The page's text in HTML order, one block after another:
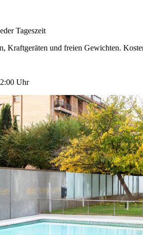
Tageszeit
Kraftgeräten und freien Gewichten.
Uhr